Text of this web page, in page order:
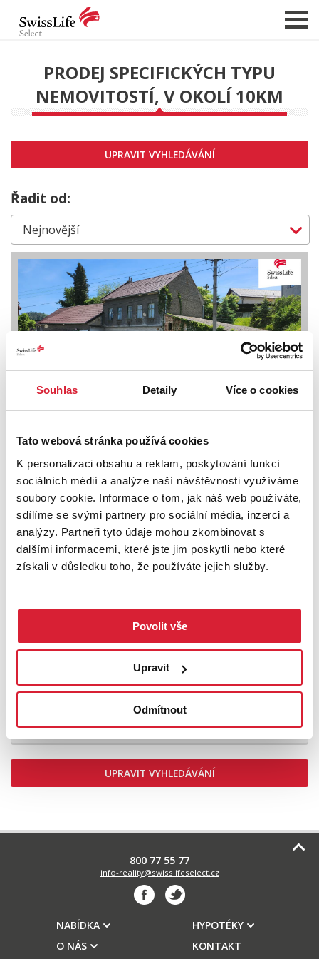
Souhlas Detaily Více o cookies
Tato webová stránka používá cookies
K personalizaci obsahu a reklam, poskytování funkcí
sociálních médií a analýze naší návštěvnosti využíváme
soubory cookie. Informace o tom, jak náš web používáte,
sdílíme se svými partnery pro sociální média, inzerci a
analýzy. Partneři tyto údaje mohou zkombinovat s
dalšími informacemi, které jste jim poskytli nebo které
získali v důsledku toho, že používáte jejich služby.
Povolit vše
Upravit
Odmítnout
NABÍDKA NEMOVITOSTÍ
CHCI PRODAT / PRONAJMOUT
HLÍDAT NOVÉ NABÍDKY
CHCI OCENIT NEMOVITOST
O NÁS
REFERENCE
SLUŽBY
KARIÉRA
FINANCOVÁNÍ / HYPOTÉKA
KONTAKT
PRODEJ SPECIFICKÝCH TYPU
NEMOVITOSTÍ, V OKOLÍ 10KM
UPRAVIT VYHLEDÁVÁNÍ
Řadit od:
Nemile
Info o ceně u RK
Prodej specifického typu nemovitosti 54 m2
Strakonická, Praha
3 990 000 Kč
UPRAVIT VYHLEDÁVÁNÍ
800 77 55 77
info-reality@swisslifeselect.cz
NABÍDKA
O NÁS
HYPOTÉKY
KONTAKT